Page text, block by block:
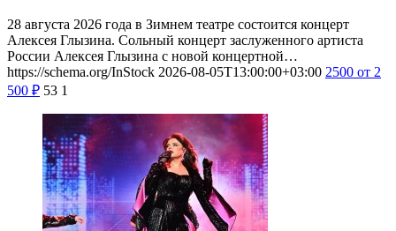
28 августа 2026 года в Зимнем театре состоится концерт
Алексея Глызина. Сольный концерт заслуженного артиста
России Алексея Глызина с новой концертной…
https://schema.org/InStock 2026-08-05T13:00:00+03:00 2500 от 2
500 ₽ 53 1